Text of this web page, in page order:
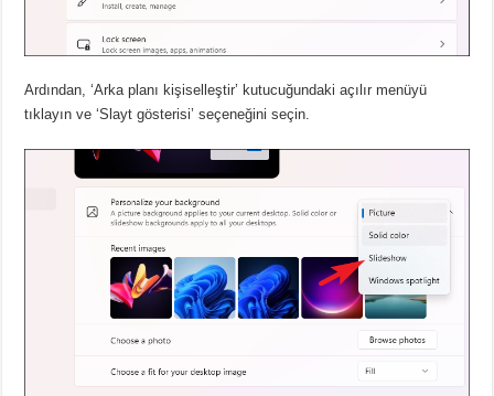
Ardından, ‘Arka planı kişiselleştir’ kutucuğundaki açılır menüyü
tıklayın ve ‘Slayt gösterisi’ seçeneğini seçin.